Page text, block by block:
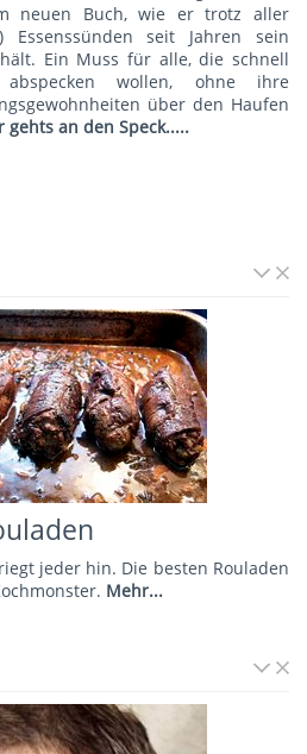
neuen Buch, wie er trotz aller
seit Jahren sein
Ein Muss für alle, die schnell
wollen, ohne ihre
über den Haufen
gehts an den Speck.....
jeder hin. Die besten Rouladen
Mehr...